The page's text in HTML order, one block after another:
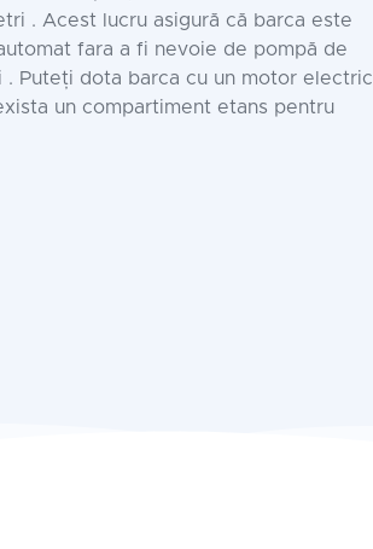
. Acest lucru asigură că barca este
fara a fi nevoie de pompă de
. Puteți dota barca cu un motor electric
un compartiment etans pentru